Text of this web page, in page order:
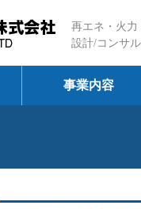
再エネ・火
設計/コンサ
事業内容